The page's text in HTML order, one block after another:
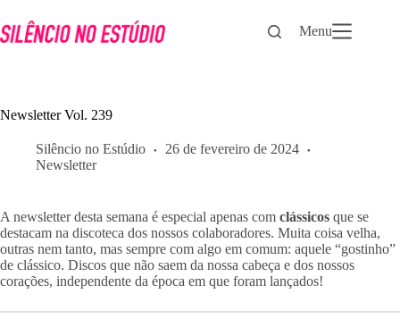
para
o
Menu
Newsletter Vol. 239
Silêncio no Estúdio
26 de fevereiro de 2024
Newsletter
A newsletter desta semana é especial apenas com clássicos que se
destacam na discoteca dos nossos colaboradores. Muita coisa velha,
outras nem tanto, mas sempre com algo em comum: aquele “gostinho”
de clássico. Discos que não saem da nossa cabeça e dos nossos
corações, independente da época em que foram lançados!